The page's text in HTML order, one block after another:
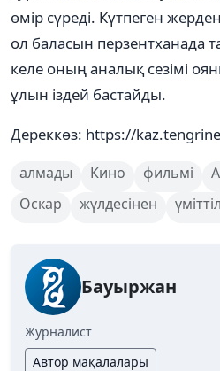
өмір сүреді. Күтпеген
ол баласын перзентханада
келе оның аналық сезімі
ұлын іздей бастайды.
Дереккөз: https://
алмады Кино фильмі
Оскар
жүлдесінен
Бауыржан
Журналист
Автор мақалалары